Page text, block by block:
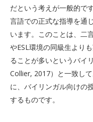
だという考えが一般的で
言語での正式な指導を通
います。このことは、二
やESL環境の同級生より
ることが多いというバイ
Collier, 2017）と一致し
に、バイリンガル向けの
するものです。